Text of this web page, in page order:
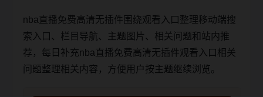
nba直播免费高清无插件围绕观看入口整理移动端搜
索入口、栏目导航、主题图片、相关问题和站内推
荐，每日补充nba直播免费高清无插件观看入口相关
问题整理相关内容，方便用户按主题继续浏览。